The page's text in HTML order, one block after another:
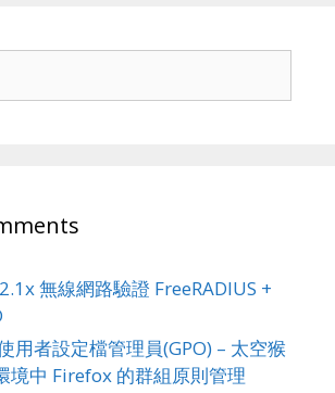
無線網路驗證 FreeRADIUS +
用者設定檔管理員(GPO) – 太空猴
境中 Firefox 的群組原則管理